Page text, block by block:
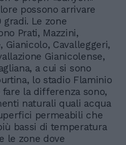
possono arrivare
Le zone
Prati, Mazzini,
Gianicolo, Cavalleggeri,
Gianicolense,
a cui si sono
lo stadio Flaminio
la differenza sono,
naturali quali acqua
permeabili che
bassi di temperatura
le zone dove